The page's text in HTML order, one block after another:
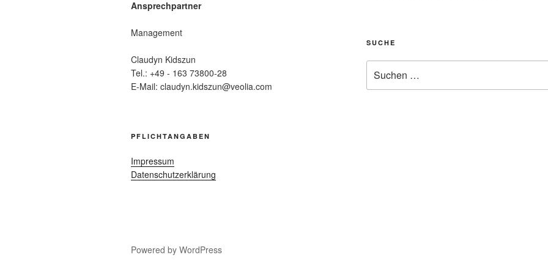
Ansprechpartner
Management
Claudyn Kidszun
Tel.: +49 - 163 73800-28
E-Mail: claudyn.kidszun@veolia.com
PFLICHTANGABEN
Impressum
Datenschutzerklärung
SUCHE
nach:
Powered by WordPress